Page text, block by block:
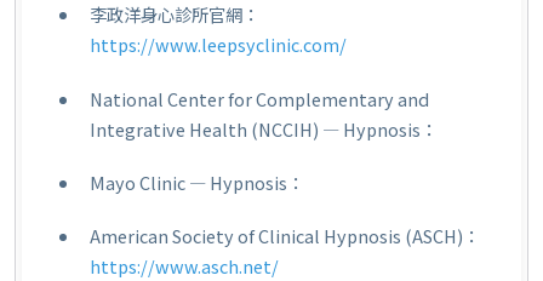
李政洋身心診所官網：
https://www.leepsyclinic.com/
National Center for Complementary and
Integrative Health (NCCIH) — Hypnosis：
Mayo Clinic — Hypnosis：
American Society of Clinical Hypnosis (ASCH)：
https://www.asch.net/